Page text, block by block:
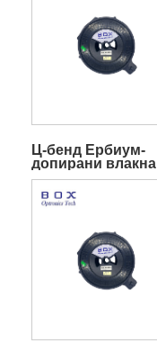
Ц-бенд Ербиум-
допирани влакна